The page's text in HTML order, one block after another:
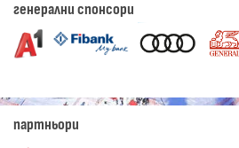
генерални спонсори
партньори